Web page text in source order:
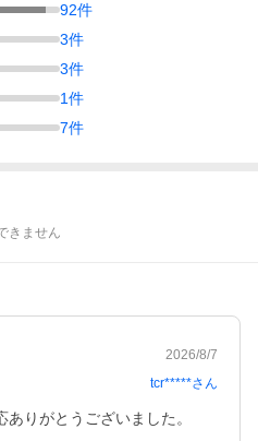
92件
3件
3件
1件
7件
きません
2026/8/7
tcr*****さん
りがとうございました。